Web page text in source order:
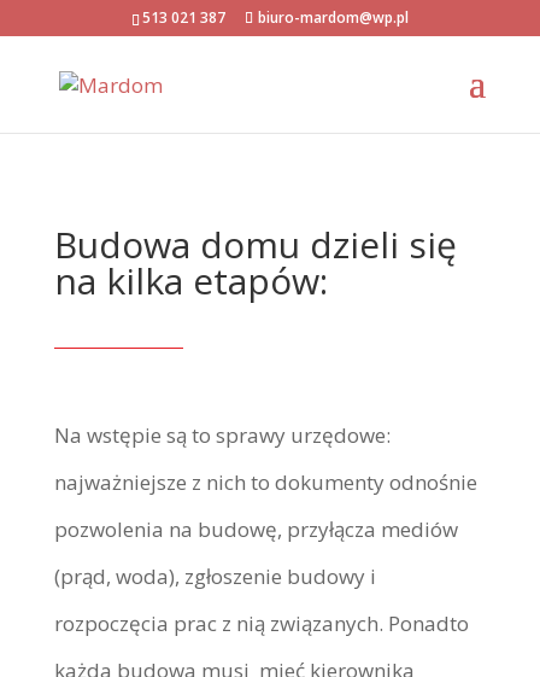
513 021 387 biuro-mardom@wp.pl
Budowa domu dzieli się
na kilka etapów:
Na wstępie są to sprawy urzędowe:
najważniejsze z nich to dokumenty odnośnie
pozwolenia na budowę, przyłącza mediów
(prąd, woda), zgłoszenie budowy i
rozpoczęcia prac z nią związanych. Ponadto
każda budowa musi mieć kierownika